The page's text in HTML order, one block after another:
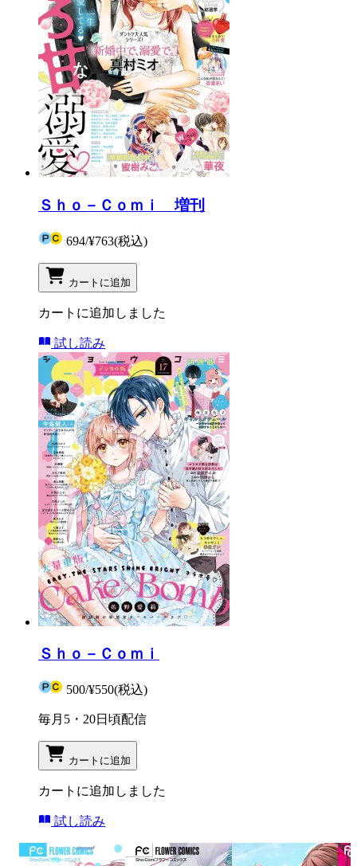
Ｓｈｏ－Ｃｏｍｉ 増刊
694/¥763(税込)
カートに追加
カートに追加しました
試し読み
Ｓｈｏ－Ｃｏｍｉ
500/¥550(税込)
毎月5・20日頃配信
カートに追加
カートに追加しました
試し読み